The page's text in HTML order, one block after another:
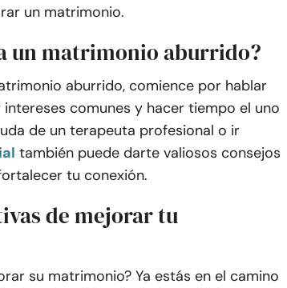
un matrimonio.
un matrimonio aburrido?
aburrido, comience por hablar
comunes y hacer tiempo el uno
de un terapeuta profesional o ir
también puede darte valiosos consejos
tu conexión.
de mejorar tu
su matrimonio? Ya estás en el camino